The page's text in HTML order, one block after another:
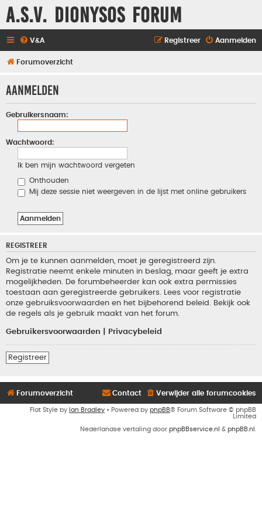
A.S.V. Dionysos Forum
V&A Aanmelden
Registreer
Forumoverzicht
Aanmelden
Gebruikersnaam:
Wachtwoord:
Ik ben mijn wachtwoord vergeten
Onthouden
Mij deze sessie niet weergeven in de lijst met online gebruikers
REGISTREER
Om je te kunnen aanmelden, moet je geregistreerd zijn.
Registratie neemt enkele minuten in beslag, maar geeft je extra
mogelijkheden. De forumbeheerder kan ook extra permissies
toestaan aan geregistreerde gebruikers. Lees voor registratie
onze gebruiksvoorwaarden en het bijbehorend beleid. Bekijk ook
de regels als je gebruik maakt van het forum.
Gebruikersvoorwaarden Privacybeleid
Registreer
Forumoverzicht Verwijder alle forumcookies
Contact
Flat Style by Ian Bradley • Powered by phpBB® Forum Software © phpBB
Limited
Nederlandse vertaling door phpBBservice.nl & phpBB.nl .